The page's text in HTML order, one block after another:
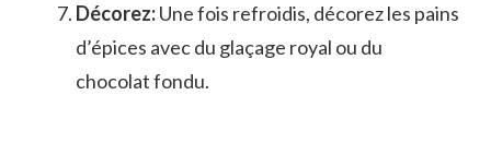
Décorez:Une fois refroidis, décorez les pains
d’épices avec du glaçage royal ou du
chocolat fondu.